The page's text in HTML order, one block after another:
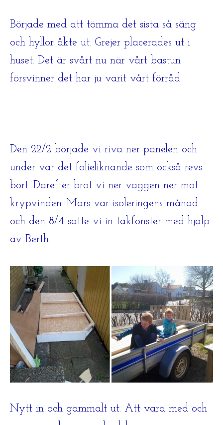
Började med att tömma det sista så säng
och hyllor åkte ut. Grejer placerades ut i
huset. Det är svårt nu när vårt bastun
försvinner det har ju varit vårt förråd
Den 22/2 började vi riva ner panelen och
under var det folieliknande som också revs
bort. Därefter bröt vi ner väggen ner mot
krypvinden. Mars var isoleringens månad
och den 8/4 satte vi in takfönster med hjälp
av Berth.
Nytt in och gammalt ut. Att vara med och